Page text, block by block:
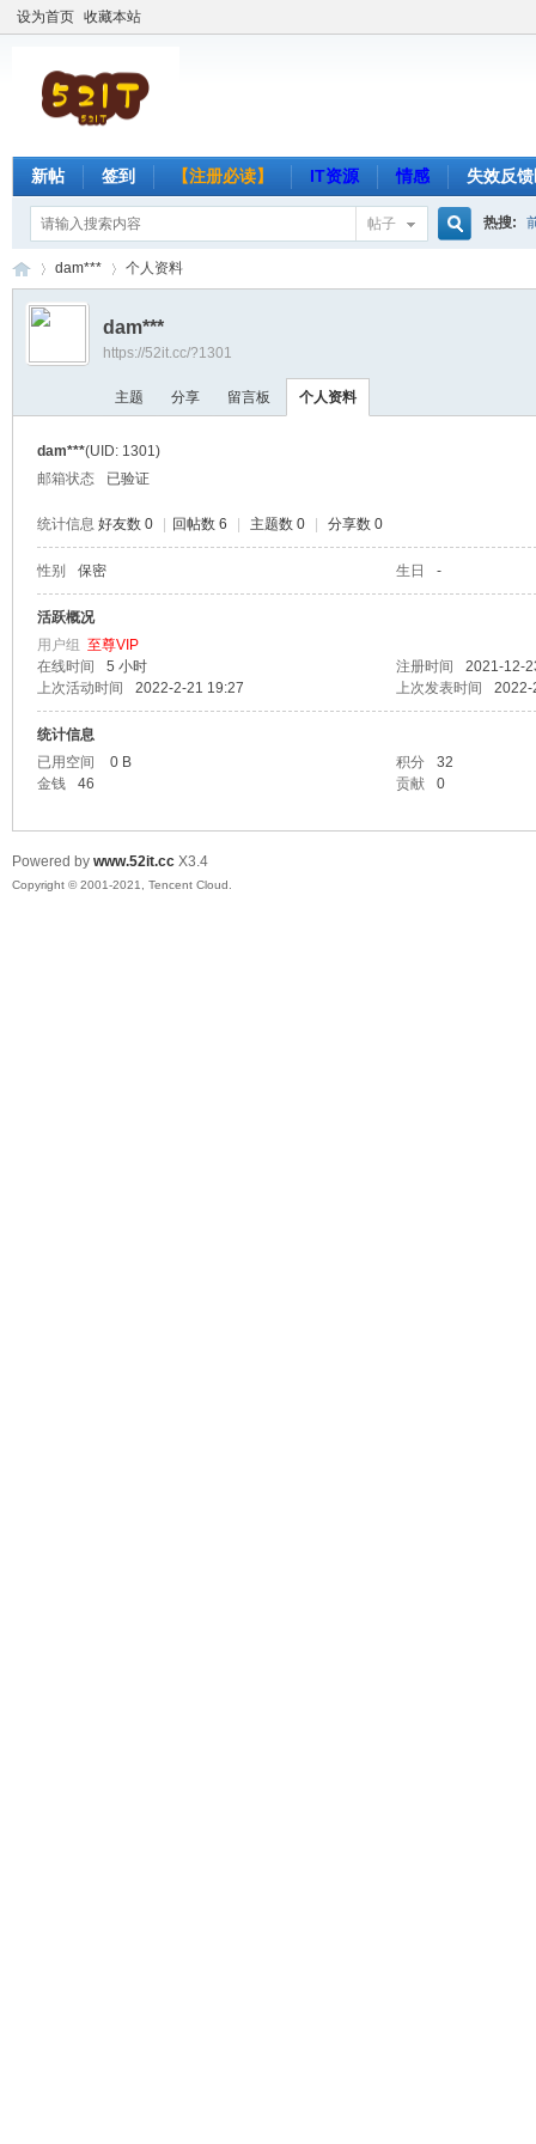
设为首页 收藏本站
新帖 签到 【注册必读】 IT资源 情感 失效反
帖子 热搜:
›
dam*** 个人资料
dam***
https://52it.cc/?1301
主题 分享 留言板 个人资料
dam***(UID: 1301)
邮箱状态
已验证
统计信息 好友数 0 回帖数 6 主题数 0 分享数 0
性别 保密 生日 -
活跃概况
用户组 至尊VIP
在线时间
5 小时 注册时间
2021-12-
上次活动时间
2022-2-21 19:27 上次发表时间 2022-
统计信息
已用空间
0 B 积分
32
金钱
46 贡献 0
Powered by www.52it.cc X3.4
Copyright © 2001-2021, Tencent Cloud.